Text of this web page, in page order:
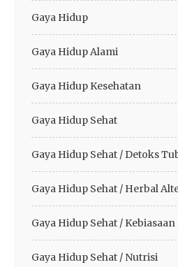
Gaya Hidup
Gaya Hidup Alami
Gaya Hidup Kesehatan
Gaya Hidup Sehat
Gaya Hidup Sehat / Detoks
Gaya Hidup Sehat / Herbal
Gaya Hidup Sehat /
Gaya Hidup Sehat / Nutrisi